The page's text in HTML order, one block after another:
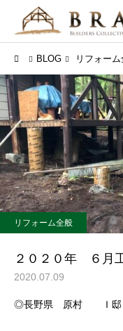
BLOG リフォー
リフォーム全般
２０２０年 ６月
2020.07.09
◎長野県 原村 Ｉ邸